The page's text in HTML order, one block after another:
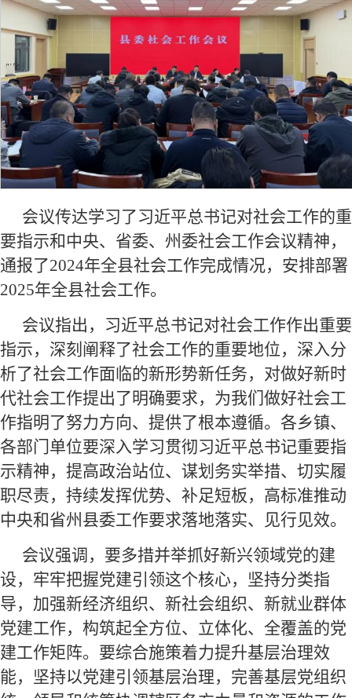
会议传达学习了习近平总书记对社会工作的重
要指示和中央、省委、州委社会工作会议精神，
通报了2024年全县社会工作完成情况，安排部署
2025年全县社会工作。
会议指出，习近平总书记对社会工作作出重要
指示，深刻阐释了社会工作的重要地位，深入分
析了社会工作面临的新形势新任务，对做好新时
代社会工作提出了明确要求，为我们做好社会工
作指明了努力方向、提供了根本遵循。各乡镇、
各部门单位要深入学习贯彻习近平总书记重要指
示精神，提高政治站位、谋划务实举措、切实履
职尽责，持续发挥优势、补足短板，高标准推动
中央和省州县委工作要求落地落实、见行见效。
会议强调，要多措并举抓好新兴领域党的建
设，牢牢把握党建引领这个核心，坚持分类指
导，加强新经济组织、新社会组织、新就业群体
党建工作，构筑起全方位、立体化、全覆盖的党
建工作矩阵。要综合施策着力提升基层治理效
能，坚持以党建引领基层治理，完善基层党组织